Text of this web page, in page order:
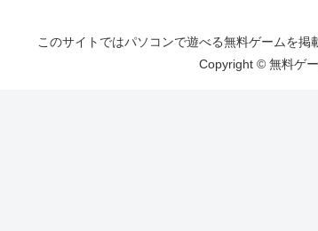
このサイトではパソコンで遊べる無料ゲームを掲
Copyright © 無料ゲ